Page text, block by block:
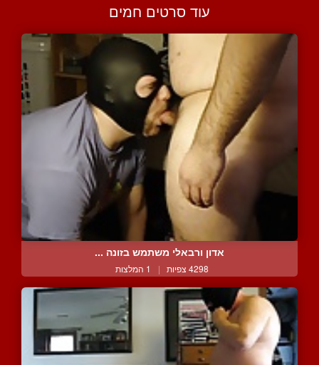
עוד סרטים חמים
אדון ורבאלי משתמש בזונה ...
4298 צפיות | 1 המלצות